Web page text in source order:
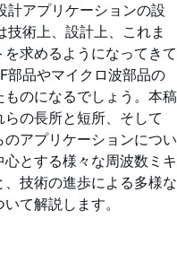
計アプリケーションの設
技術上、設計上、これま
求めるようになってきて
部品やマイクロ波部品の
のになるでしょう。本稿
の長所と短所、そして
アプリケーションについ
とする様々な周波数ミキ
技術の進歩による多様な
て解説します。